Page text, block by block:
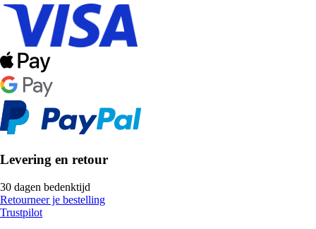
Levering en retour
30 dagen bedenktijd
Retourneer je bestelling
Trustpilot